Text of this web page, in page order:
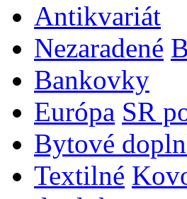
Antikvariát
Nezaradené
Bankovky
Európa SR
Bytové
Textilné